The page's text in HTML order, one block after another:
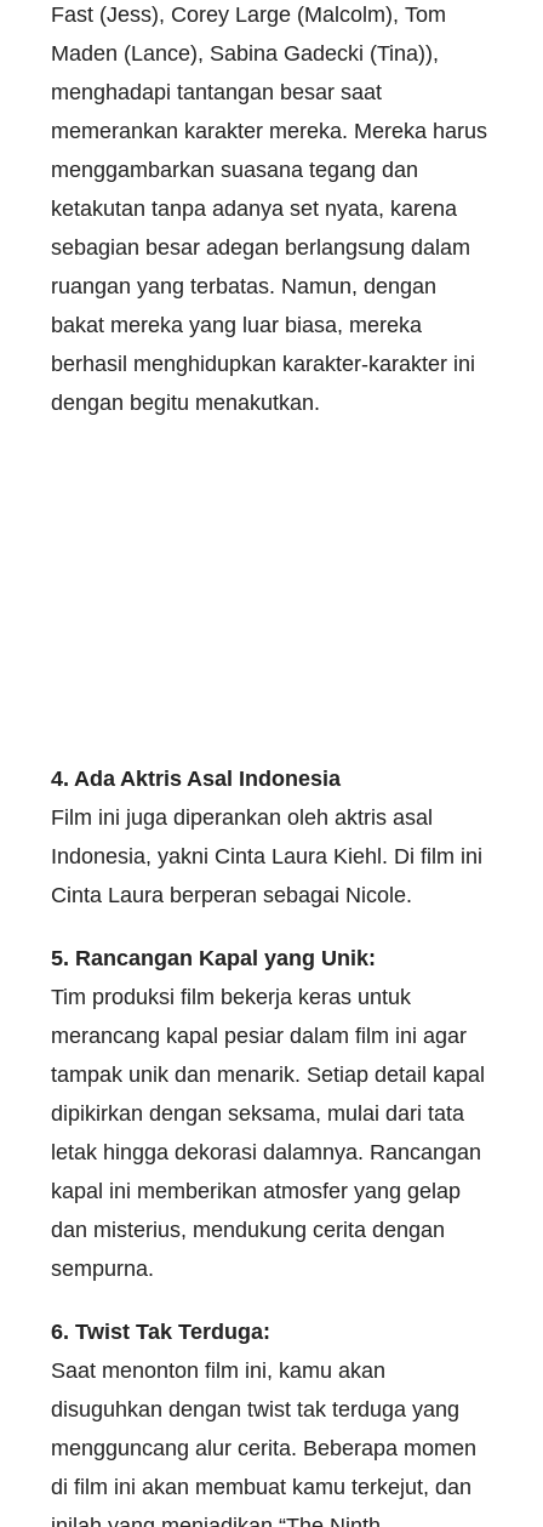
Fast (Jess), Corey Large (Malcolm), Tom
Maden (Lance), Sabina Gadecki (Tina)),
menghadapi tantangan besar saat
memerankan karakter mereka. Mereka harus
menggambarkan suasana tegang dan
ketakutan tanpa adanya set nyata, karena
sebagian besar adegan berlangsung dalam
ruangan yang terbatas. Namun, dengan
bakat mereka yang luar biasa, mereka
berhasil menghidupkan karakter-karakter ini
dengan begitu menakutkan.
4. Ada Aktris Asal Indonesia
Film ini juga diperankan oleh aktris asal
Indonesia, yakni Cinta Laura Kiehl. Di film ini
Cinta Laura berperan sebagai Nicole.
5. Rancangan Kapal yang Unik:
Tim produksi film bekerja keras untuk
merancang kapal pesiar dalam film ini agar
tampak unik dan menarik. Setiap detail kapal
dipikirkan dengan seksama, mulai dari tata
letak hingga dekorasi dalamnya. Rancangan
kapal ini memberikan atmosfer yang gelap
dan misterius, mendukung cerita dengan
sempurna.
6. Twist Tak Terduga:
Saat menonton film ini, kamu akan
disuguhkan dengan twist tak terduga yang
mengguncang alur cerita. Beberapa momen
di film ini akan membuat kamu terkejut, dan